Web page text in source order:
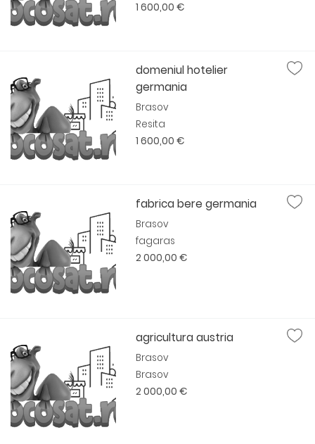
1 600,00 €
domeniul hotelier
germania
Brasov
Resita
1 600,00 €
fabrica bere germania
Brasov
fagaras
2 000,00 €
agricultura austria
Brasov
Brasov
2 000,00 €